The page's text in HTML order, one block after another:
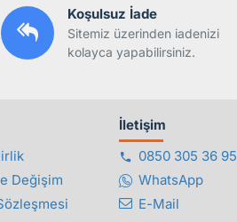
Koşulsuz İade
Sitemiz üzerinden iadenizi
kolayca yapabilirsiniz.
Değişim
İletişim
0850 305 36 95
WhatsApp
E-Mail